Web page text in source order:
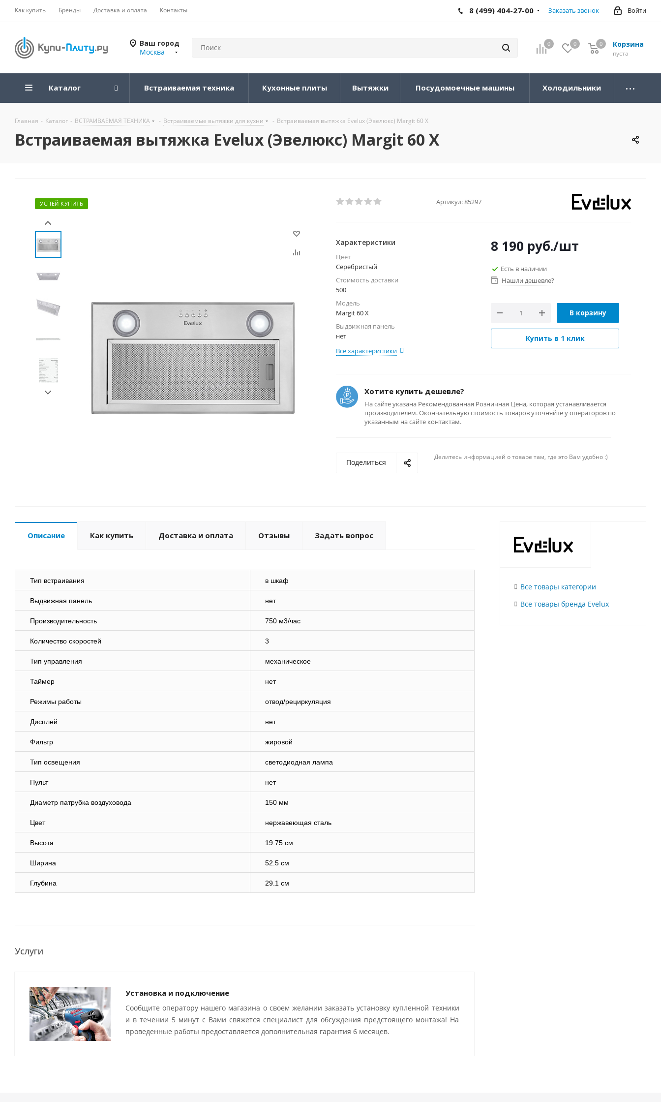
Как купить Бренды Доставка и оплата Контакты Войти
8 (499) 404-27-00 Заказать звонок
Ваш город
Москва
0 0 Корзина
0
пуста
0
Каталог Встраиваемая техника Кухонные плиты Вытяжки Посудомоечные машины Холодильники
Главная - Каталог - ВСТРАИВАЕМАЯ ТЕХНИКА - Встраиваемые вытяжки для кухни - Встраиваемая вытяжка Evelux (Эвелюкс) Margit 60 X
Встраиваемая вытяжка Evelux (Эвелюкс) Margit 60 X
УСПЕЙ КУПИТЬ Артикул:85297
Характеристики
Цвет
Серебристый
Стоимость доставки
500
Модель
Margit 60 X
Выдвижная панель
нет
Все характеристики
8 190 руб./шт
Есть в наличии
Нашли дешевле?
В корзину
Купить в 1 клик
Хотите купить дешевле?
На сайте указана Рекомендованная Розничная Цена, которая устанавливается
производителем. Окончательную стоимость товаров уточняйте у операторов по
указанным на сайте контактам.
Поделиться
Делитесь информацией о товаре там, где это Вам удобно :)
Описание Как купить Доставка и оплата Отзывы Задать вопрос
Тип встраивания в шкаф
Выдвижная панель нет
Производительность 750 м3/час
Количество скоростей 3
Тип управления механическое
Таймер нет
Режимы работы отвод/рециркуляция
Дисплей нет
Фильтр жировой
Тип освещения светодиодная лампа
Пульт нет
Диаметр патрубка воздуховода 150 мм
Цвет нержавеющая сталь
Высота 19.75 см
Ширина 52.5 см
Глубина 29.1 см
Услуги
Установка и подключение
Сообщите оператору нашего магазина о своем желании заказать установку купленной техники
и в течении 5 минут с Вами свяжется специалист для обсуждения предстоящего монтажа! На
проведенные работы предоставляется дополнительная гарантия 6 месяцев.
Все товары категории
Все товары бренда Evelux